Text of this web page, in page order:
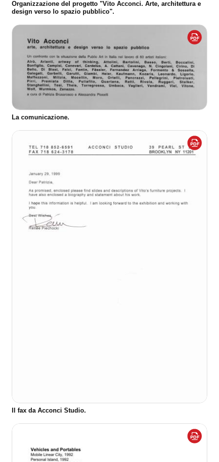
Organizzazione del progetto "Vito Acconci. Arte, architettura e
design verso lo spazio pubblico".
La comunicazione.
Il fax da Acconci Studio.